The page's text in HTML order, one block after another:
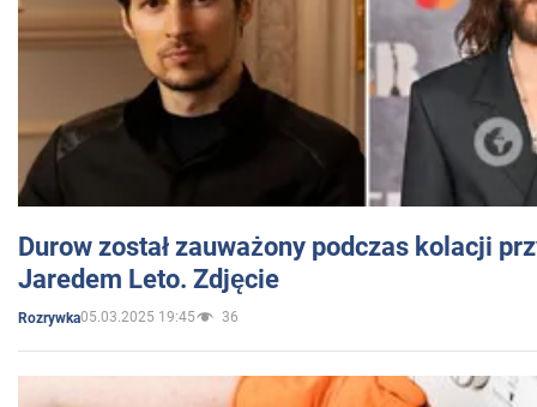
Durow został zauważony podczas kolacji
Jaredem Leto. Zdjęcie
Rozrywka05.03.2025 19:45 36